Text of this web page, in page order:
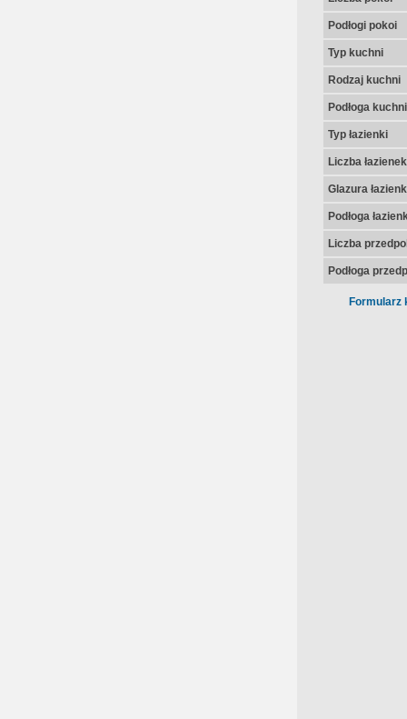
Podłogi pokoi
Typ kuchni
Rodzaj kuchni
Podłoga kuchni
Typ łazienki
Liczba łazienek
Glazura
Podłoga
Liczba
Podłoga
Formularz